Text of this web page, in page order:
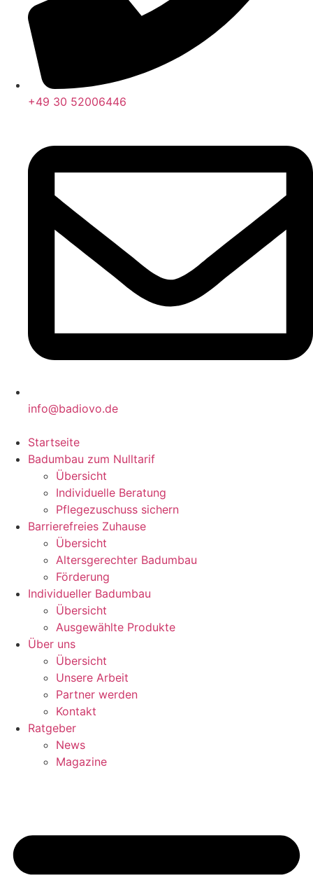
+49 30 52006446
info@badiovo.de
Startseite
Badumbau zum Nulltarif
Übersicht
Individuelle Beratung
Pflegezuschuss sichern
Barrierefreies Zuhause
Übersicht
Altersgerechter Badumbau
Förderung
Individueller Badumbau
Übersicht
Ausgewählte Produkte
Über uns
Übersicht
Unsere Arbeit
Partner werden
Kontakt
Ratgeber
News
Magazine